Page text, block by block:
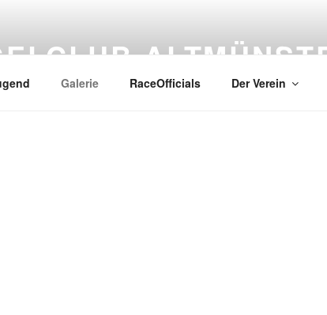
Galerie RaceOfficials Der Verein